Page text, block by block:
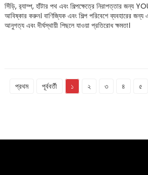
সিঁড়ি, র‍্যাম্প, হাঁটার পথ এবং শিল্পক্ষেত্রে নিরাপত্তার জন্য
আবিষ্কার করুন। বাণিজ্যিক এবং শিল্প পরিবেশে ব্যবহারের
আনুগত্য এবং দীর্ঘস্থায়ী পিছলে যাওয়া প্রতিরোধ ক্ষমতা।
প্রথম পূর্ববর্তী ১ ২ ৩ ৪ ৫